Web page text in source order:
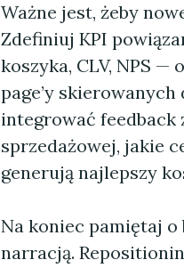
Ważne jest, żeby
Zdefiniuj KPI
koszyka, CLV, NPS
page’y
integrować feedback
sprzedażowej, jakie
generują najlepszy
Na koniec pamiętaj
narracją.